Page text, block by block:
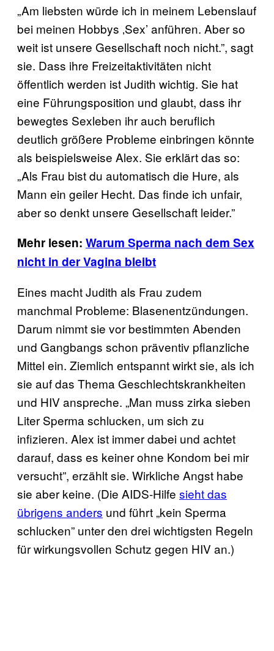
„Am liebsten würde ich in meinem Lebenslauf
bei meinen Hobbys ‚Sex’ anführen. Aber so
weit ist unsere Gesellschaft noch nicht.”, sagt
sie. Dass ihre Freizeitaktivitäten nicht
öffentlich werden ist Judith wichtig. Sie hat
eine Führungsposition und glaubt, dass ihr
bewegtes Sexleben ihr auch beruflich
deutlich größere Probleme einbringen könnte
als beispielsweise Alex. Sie erklärt das so:
„Als Frau bist du automatisch die Hure, als
Mann ein geiler Hecht. Das finde ich unfair,
aber so denkt unsere Gesellschaft leider.”
Mehr lesen: Warum Sperma nach dem Sex
nicht in der Vagina bleibt
Eines macht Judith als Frau zudem
manchmal Probleme: Blasenentzündungen.
Darum nimmt sie vor bestimmten Abenden
und Gangbangs schon präventiv pflanzliche
Mittel ein. Ziemlich entspannt wirkt sie, als ich
sie auf das Thema Geschlechtskrankheiten
und HIV anspreche. „Man muss zirka sieben
Liter Sperma schlucken, um sich zu
infizieren. Alex ist immer dabei und achtet
darauf, dass es keiner ohne Kondom bei mir
versucht”, erzählt sie. Wirkliche Angst habe
sie aber keine. (Die AIDS-Hilfe sieht das
übrigens anders und führt „kein Sperma
schlucken” unter den drei wichtigsten Regeln
für wirkungsvollen Schutz gegen HIV an.)